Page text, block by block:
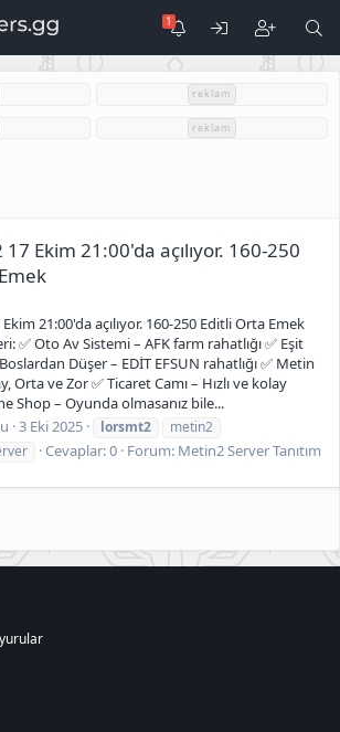
reklam
reklam
Ekim 21:00'da açılıyor. 160-250
21:00'da açılıyor. 160-250 Editli Orta Emek
✅ Oto Av Sistemi – AFK farm rahatlığı ✅ Eşit
Düşer – EDİT EFSUN rahatlığı ✅ Metin
Orta ve Zor ✅ Ticaret Camı – Hızlı ve kolay
Shop – Oyunda olmasanız bile...
3 Eki 2025 lorsmt2
metin2
Cevaplar: 0 Forum: Metin2 Server Tanıtım